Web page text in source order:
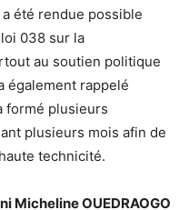
été rendue possible
038 sur la
au soutien politique
également rappelé
formé plusieurs
plusieurs mois afin de
technicité.
Micheline OUEDRAOGO